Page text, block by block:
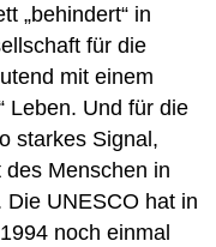
„behindert“ in
für die
mit einem
Leben. Und für die
starkes Signal,
Menschen in
UNESCO hat in
noch einmal